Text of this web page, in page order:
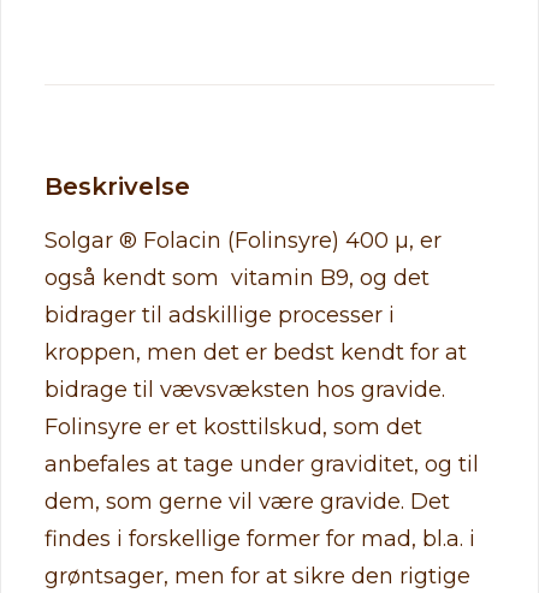
Beskrivelse
Solgar ® Folacin (Folinsyre) 400 µ, er
også kendt som vitamin B9, og det
bidrager til adskillige processer i
kroppen, men det er bedst kendt for at
bidrage til vævsvæksten hos gravide.
Folinsyre er et kosttilskud, som det
anbefales at tage under graviditet, og til
dem, som gerne vil være gravide. Det
findes i forskellige former for mad, bl.a. i
grøntsager, men for at sikre den rigtige